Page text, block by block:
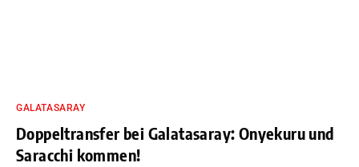
GALATASARAY
Doppeltransfer bei Galatasaray: Onyekuru und
Saracchi kommen!